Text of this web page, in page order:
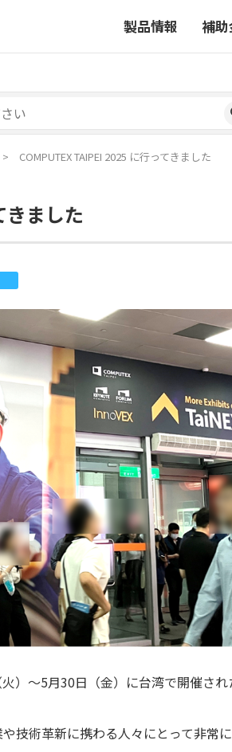
製品情報
ーから探す
ーションサイト
補
対象製品一覧
ちコラム 4
ーから探す
対象製品一覧
ちコラム 4
COMPUTEX TAIPEI 2025 に行ってきました
きました
）～5月30日（金）に台湾で開催さ
技術革新に携わる人々にとって非常